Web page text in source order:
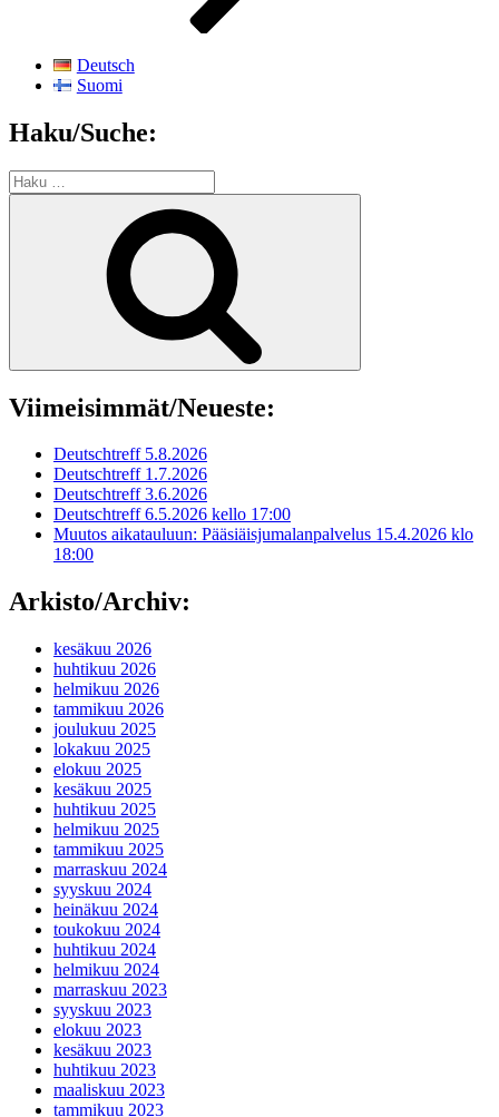
Deutsch
Suomi
Haku/Suche:
Etsi:
Viimeisimmät/Neueste:
Deutschtreff 5.8.2026
Deutschtreff 1.7.2026
Deutschtreff 3.6.2026
Deutschtreff 6.5.2026 kello 17:00
Muutos aikatauluun: Pääsiäisjumalanpalvelus 15.4.2026 klo
18:00
Arkisto/Archiv:
kesäkuu 2026
huhtikuu 2026
helmikuu 2026
tammikuu 2026
joulukuu 2025
lokakuu 2025
elokuu 2025
kesäkuu 2025
huhtikuu 2025
helmikuu 2025
tammikuu 2025
marraskuu 2024
syyskuu 2024
heinäkuu 2024
toukokuu 2024
huhtikuu 2024
helmikuu 2024
marraskuu 2023
syyskuu 2023
elokuu 2023
kesäkuu 2023
huhtikuu 2023
maaliskuu 2023
tammikuu 2023